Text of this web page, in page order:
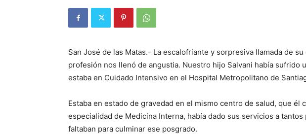
San José de las Matas.- La escalo­friante y sorpresiva llamada de
profesión nos llenó de angustia. Nuestro hijo Salvani había sufrido
estaba en Cuidado Intensivo en el Hospital Metropo­litano de
Estaba en estado de gravedad en el mis­mo centro de salud, que él
especialidad de Medicina Interna, ha­bía dado sus servicios a
faltaban para culminar ese posgrado.